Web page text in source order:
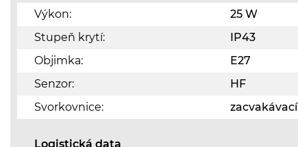
Výkon:
25 W
Stupeň krytí:
IP43
Objimka:
E27
Senzor:
HF
Svorkovnice:
zacvakávací
Logistická data